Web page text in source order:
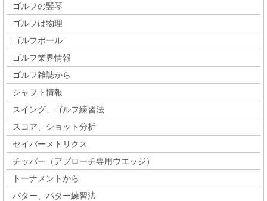
ゴルフの竪琴
ゴルフは物理
ゴルフボール
ゴルフ業界情報
ゴルフ雑誌から
シャフト情報
スイング、ゴルフ練習法
スコア、ショット分析
セイバーメトリクス
チッパー（アプローチ専用ウエッジ）
トーナメントから
パター、パター練習法